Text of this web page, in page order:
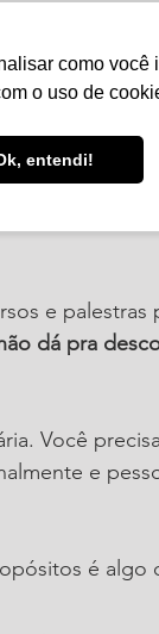
como
o uso de
entendi!
Agenda
e
dá pra
Você
e
é algo